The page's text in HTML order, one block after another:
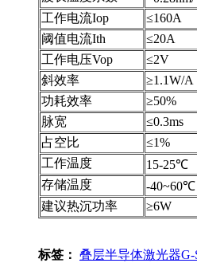
工作电流Iop
≤160A
阈值电流Ith
≤20A
工作电压Vop
≤2V
斜效率
≥1.1W/A
功耗效率
≥50%
脉宽
≤0.3ms
占空比
≤1%
工作温度
15-25℃
存储温度
-40~60℃
建议热沉功率
≥6W
标签： 叠层半导体激光器G-